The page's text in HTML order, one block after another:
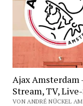
Ajax
Stream, TV,
VON ANDRÉ NÜCKEL